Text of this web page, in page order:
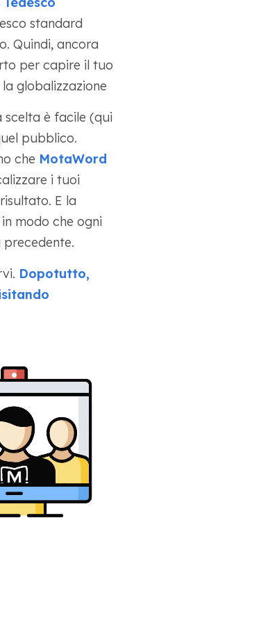
standard
Quindi, ancora
per capire il tuo
globalizzazione
scelta è facile (qui
pubblico.
che MotaWord
i tuoi
E la
modo che ogni
Dopotutto,